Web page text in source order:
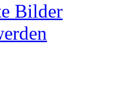
Bilder